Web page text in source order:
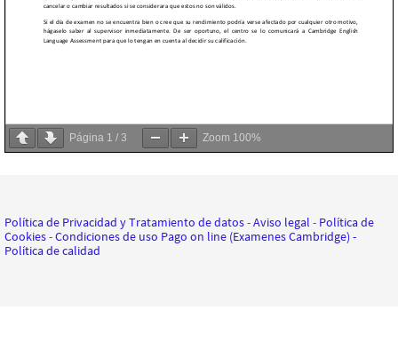
Página 1 / 3 Zoom 100%
Política de Privacidad y Tratamiento de datos-Aviso legal - Política de
Cookies-Condiciones de uso Pago on line (Examenes Cambridge) -
Política de calidad